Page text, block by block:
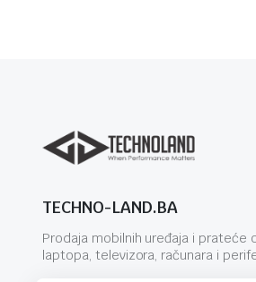
TECHNO-LAND.BA
Prodaja mobilnih uređaja i prateće
laptopa, televizora, računara i